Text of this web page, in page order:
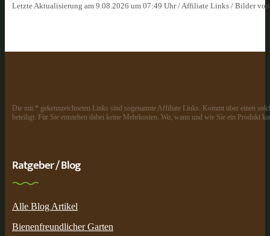
Letzte Aktualisierung am 9.08.2026 um 07:49 Uhr / Affiliate Links / Bilder
Die mit * gekennzeichneten Links sind sogenannte Affiliate Links. Kommt über einen
beteiligt. Für Sie entstehen dabei keine Mehrkosten. Wo, wann und wie Sie ein Produkt
Ratgeber / Blog
Alle Blog Artikel
Bienenfreundlicher Garten